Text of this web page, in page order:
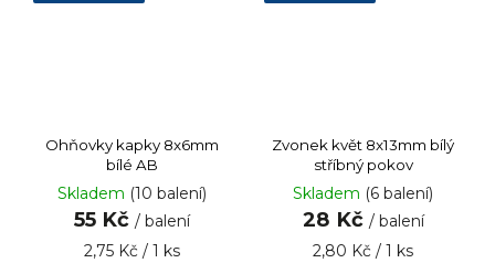
Ohňovky kapky 8x6mm
bílé AB
Skladem (10 balení)
55 Kč / balení
2,75 Kč / 1 ks
Zvonek květ 8x13mm bílý
stříbný pokov
Skladem (6 balení)
28 Kč / balení
2,80 Kč / 1 ks